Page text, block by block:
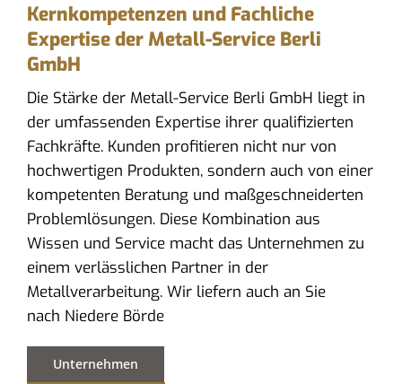
Kernkompetenzen und Fachliche
Expertise der Metall-Service Berli
GmbH
Die Stärke der Metall-Service Berli GmbH liegt in
der umfassenden Expertise ihrer qualifizierten
Fachkräfte. Kunden profitieren nicht nur von
hochwertigen Produkten, sondern auch von einer
kompetenten Beratung und maßgeschneiderten
Problemlösungen. Diese Kombination aus
Wissen und Service macht das Unternehmen zu
einem verlässlichen Partner in der
Metallverarbeitung. Wir liefern auch an Sie
nach Niedere Börde
Unternehmen